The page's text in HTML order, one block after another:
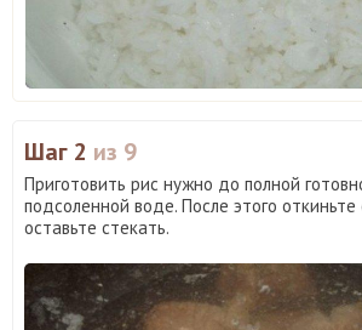
Шаг 2 из 9
Приготовить рис нужно до полной
подсоленной воде. После этого
оставьте стекать.